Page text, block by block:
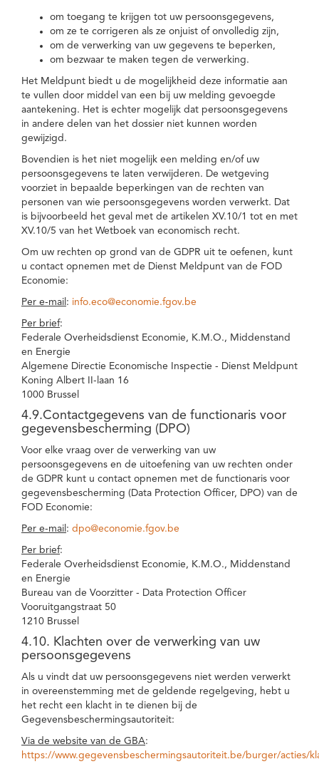
om toegang te krijgen tot uw persoonsgegevens,
om ze te corrigeren als ze onjuist of onvolledig zijn,
om de verwerking van uw gegevens te beperken,
om bezwaar te maken tegen de verwerking.
Het Meldpunt biedt u de mogelijkheid deze informatie aan
te vullen door middel van een bij uw melding gevoegde
aantekening. Het is echter mogelijk dat persoonsgegevens
in andere delen van het dossier niet kunnen worden
gewijzigd.
Bovendien is het niet mogelijk een melding en/of uw
persoonsgegevens te laten verwijderen. De wetgeving
voorziet in bepaalde beperkingen van de rechten van
personen van wie persoonsgegevens worden verwerkt. Dat
is bijvoorbeeld het geval met de artikelen XV.10/1 tot en met
XV.10/5 van het Wetboek van economisch recht.
Om uw rechten op grond van de GDPR uit te oefenen, kunt
u contact opnemen met de Dienst Meldpunt van de FOD
Economie:
Per e-mail : info.eco@economie.fgov.be
Per brief:
Federale Overheidsdienst Economie, K.M.O., Middenstand
en Energie
Algemene Directie Economische Inspectie - Dienst Meldpunt
Koning Albert II-laan 16
1000 Brussel
4.9.Contactgegevens van de functionaris voor
gegevensbescherming (DPO)
Voor elke vraag over de verwerking van uw
persoonsgegevens en de uitoefening van uw rechten onder
de GDPR kunt u contact opnemen met de functionaris voor
gegevensbescherming (Data Protection Officer, DPO) van de
FOD Economie:
Per e-mail : dpo@economie.fgov.be
Per brief:
Federale Overheidsdienst Economie, K.M.O., Middenstand
en Energie
Bureau van de Voorzitter - Data Protection Officer
Vooruitgangstraat 50
1210 Brussel
4.10. Klachten over de verwerking van uw
persoonsgegevens
Als u vindt dat uw persoonsgegevens niet werden verwerkt
in overeenstemming met de geldende regelgeving, hebt u
het recht een klacht in te dienen bij de
Gegevensbeschermingsautoriteit:
Via de website van de GBA:
https://www.gegevensbeschermingsautoriteit.be/burger/acties/